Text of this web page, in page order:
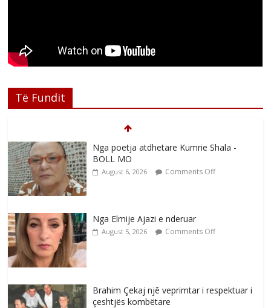
Të Fundit
Nga poetja atdhetare Kumrie Shala -
BOLL MO
August 6, 2026 Comments Off
Nga Elmije Ajazi e nderuar
August 5, 2026 Comments Off
Brahim Çekaj njē veprimtar i respektuar i
çeshtjës kombëtare